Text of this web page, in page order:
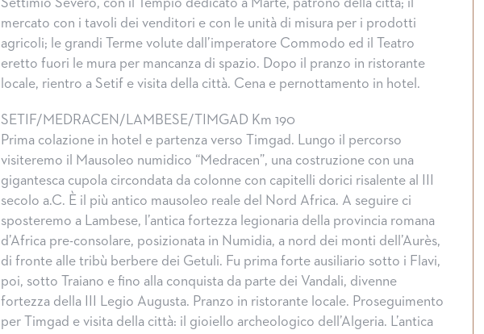
Settimio Severo, con il Tempio dedicato a Marte, patrono della città; il
mercato con i tavoli dei venditori e con le unità di misura per i prodotti
agricoli; le grandi Terme volute dall’imperatore Commodo ed il Teatro
eretto fuori le mura per mancanza di spazio. Dopo il pranzo in ristorante
locale, rientro a Setif e visita della città. Cena e pernottamento in hotel.
SETIF/MEDRACEN/LAMBESE/TIMGAD Km 190
Prima colazione in hotel e partenza verso Timgad. Lungo il percorso
visiteremo il Mausoleo numidico “Medracen”, una costruzione con una
gigantesca cupola circondata da colonne con capitelli dorici risalente al III
secolo a.C. È il più antico mausoleo reale del Nord Africa. A seguire ci
sposteremo a Lambese, l’antica fortezza legionaria della provincia romana
d’Africa pre-consolare, posizionata in Numidia, a nord dei monti dell’Aurès,
di fronte alle tribù berbere dei Getuli. Fu prima forte ausiliario sotto i Flavi,
poi, sotto Traiano e fino alla conquista da parte dei Vandali, divenne
fortezza della III Legio Augusta. Pranzo in ristorante locale. Proseguimento
per Timgad e visita della città: il gioiello archeologico dell’Algeria. L’antica